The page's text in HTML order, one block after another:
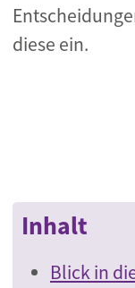
diese ein.
Inhalt
Blick in